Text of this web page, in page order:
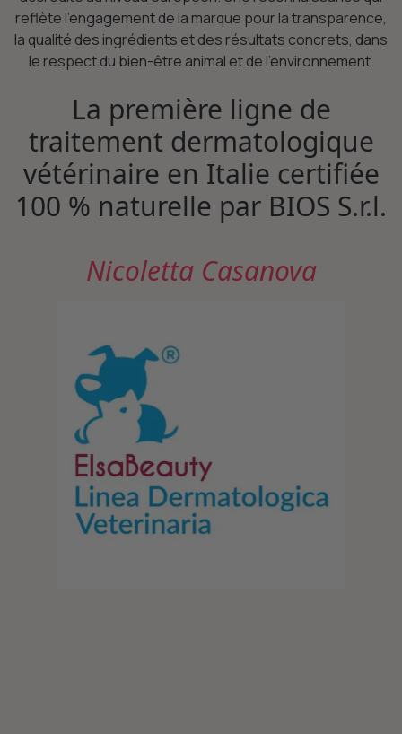
reflète l’engagement de la marque pour la transparence,
la qualité des ingrédients et des résultats concrets, dans
le respect du bien-être animal et de l’environnement.
La première ligne de
traitement dermatologique
vétérinaire en Italie certifiée
100 % naturelle par BIOS S.r.l.
Nicoletta Casanova